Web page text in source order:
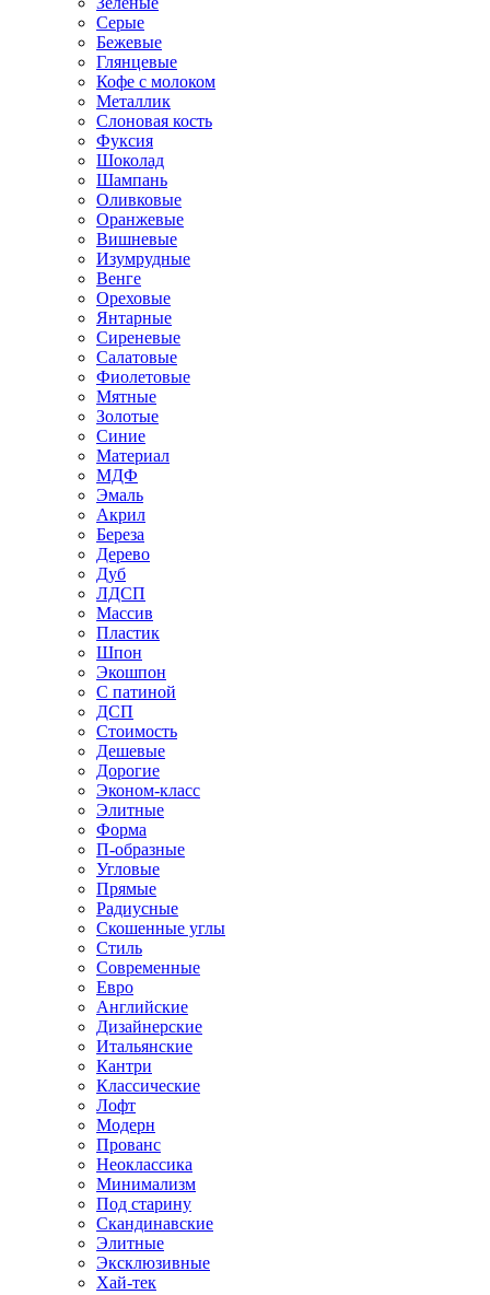
Серые
Бежевые
Глянцевые
Кофе с молоком
Металлик
Слоновая кость
Фуксия
Шоколад
Шампань
Оливковые
Оранжевые
Вишневые
Изумрудные
Венге
Ореховые
Янтарные
Сиреневые
Салатовые
Фиолетовые
Мятные
Золотые
Синие
Материал
МДФ
Эмаль
Акрил
Береза
Дерево
Дуб
ЛДСП
Массив
Пластик
Шпон
Экошпон
С патиной
ДСП
Стоимость
Дешевые
Дорогие
Эконом-класс
Элитные
Форма
П-образные
Угловые
Прямые
Радиусные
Скошенные углы
Стиль
Современные
Евро
Английские
Дизайнерские
Итальянские
Кантри
Классические
Лофт
Модерн
Прованс
Неоклассика
Минимализм
Под старину
Скандинавские
Элитные
Эксклюзивные
Хай-тек